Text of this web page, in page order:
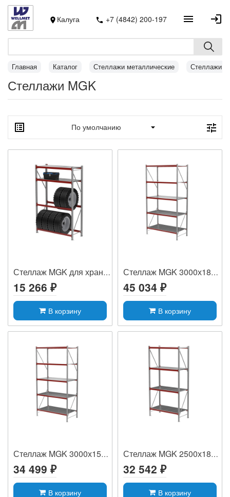
Калуга +7 (4842) 200-197
Главная Каталог Стеллажи металлические Стеллажи
Стеллажи MGK
Стеллаж MGK для хранения шин 2000х1200х5...
15 266 ₽
В корзину
Стеллаж MGK 3000х1800х1000, (5 ярусов, 3...
45 034 ₽
В корзину
Стеллаж MGK 3000х1500х800, (5 ярусов, 35...
34 499 ₽
В корзину
Стеллаж MGK 2500х1800х800, (4 яруса, 300...
32 542 ₽
В корзину